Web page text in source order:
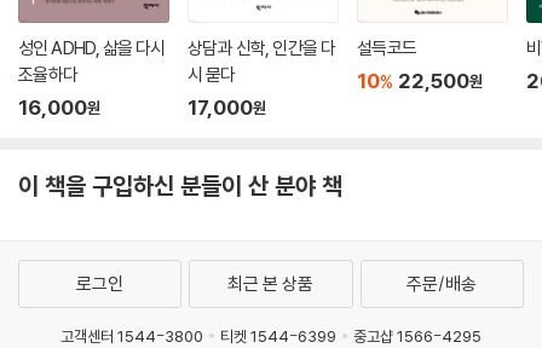
라지지 않기 때문이다.
‘당신의 소원은 무엇인가?’ 저자는 마지막으로 ‘소원의 길’에 대해 묻는다.
자기만의 소원이 있을 때, 우리는 그 어떤 고통에도 살아갈 힘을 얻는다. 그
것이 바로 환상”이라고 말한다. 내 소원이 묻어 있는 대상들이 내 주위에
이 우리에게 건네는 최고의 선물이다. 저자는 이 책을 통해 꿈과의 대화로
독자를 초대하며 함께 소원의 길을 걷기를 소망한다. "좋은 일은 꿈으로부
터 시작된다(Every good thing in this world started with the drea
성인 ADHD, 삶을 다시
조율하다
16,000원
상담과 신학, 인간을 다
시 묻다
17,000원
설득코드
10% 22,500원
이 책을 구입하신 분들이 산 분야 책
로그인 최근 본 상품 주문/배송
고객센터 1544-3800 티켓 1544-6399
중고샵 1566-4295